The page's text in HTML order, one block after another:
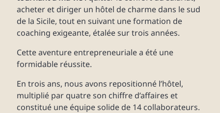
acheter et diriger un hôtel de charme dans le sud
de la Sicile, tout en suivant une formation de
coaching exigeante, étalée sur trois années.
Cette aventure entrepreneuriale a été une
formidable réussite.
En trois ans, nous avons repositionné l’hôtel,
multiplié par quatre son chiffre d’affaires et
constitué une équipe solide de 14 collaborateurs.